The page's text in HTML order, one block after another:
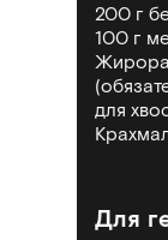
200 г
100 г
для
Для